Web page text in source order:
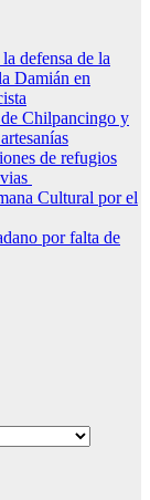
defensa de la
Damián en
Chilpancingo y
de refugios
Cultural por el
por falta de